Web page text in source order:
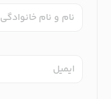
نام و نام خانوادگی
ایمیل